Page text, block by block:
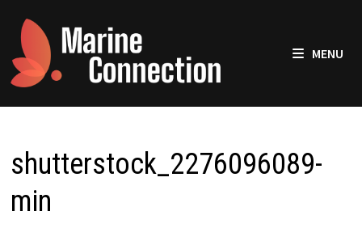
contenu
MENU
shutterstock_2276096089-
min